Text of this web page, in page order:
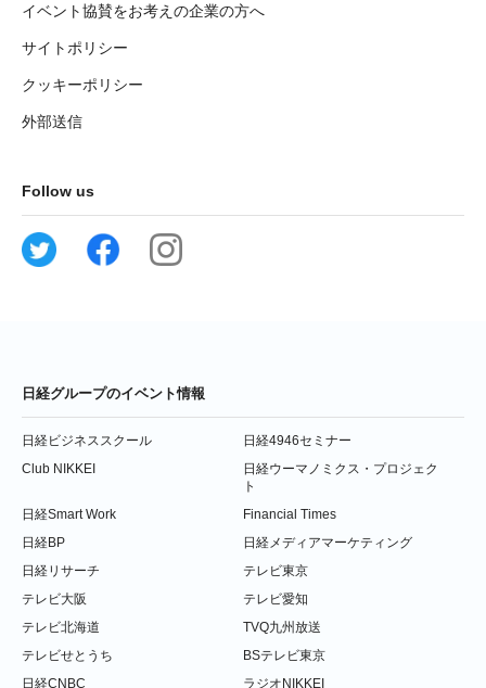
イベント協賛をお考えの企業の方へ
サイトポリシー
クッキーポリシー
外部送信
Follow us
日経グループのイベント情報
日経ビジネススクール
日経4946セミナー
Club NIKKEI
日経ウーマノミクス・プロジェク
ト
日経Smart Work
Financial Times
日経BP
日経メディアマーケティング
日経リサーチ
テレビ東京
テレビ大阪
テレビ愛知
テレビ北海道
TVQ九州放送
テレビせとうち
BSテレビ東京
日経CNBC
ラジオNIKKEI